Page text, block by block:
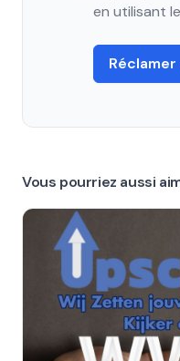
en utilisant
Vous pourriez aussi